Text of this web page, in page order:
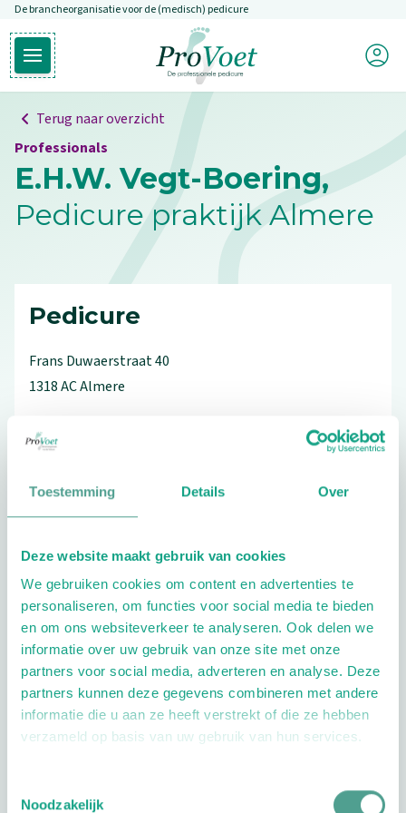
Toestemming Details Over
Deze website maakt gebruik van cookies
We gebruiken cookies om content en advertenties te
personaliseren, om functies voor social media te bieden
en om ons websiteverkeer te analyseren. Ook delen we
informatie over uw gebruik van onze site met onze
partners voor social media, adverteren en analyse. Deze
partners kunnen deze gegevens combineren met andere
informatie die u aan ze heeft verstrekt of die ze hebben
verzameld op basis van uw gebruik van hun services.
Noodzakelijk
Overslaan en naar de inhoud gaan
De brancheorganisatie voor de (medisch) pedicure
Open hoofdmenu
Ga naar de homepagina
Mijn
Terug naar overzicht
Professionals
E.H.W. Vegt-Boering,
Pedicure praktijk Almere
Pedicure
Frans Duwaerstraat40
1318 ACAlmere
Schrijf ook een review
Openingstijden
Dag Tijd